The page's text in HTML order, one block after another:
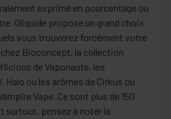
exprimé en pourcentage ou
Oliquide propose un grand choix
vous trouverez forcément votre
chez Bioconcept, la collection
de Vaponaute, les
Halo ou les arômes de Cirkus ou
Vape. Ce sont plus de 150
surtout, pensez à noter la